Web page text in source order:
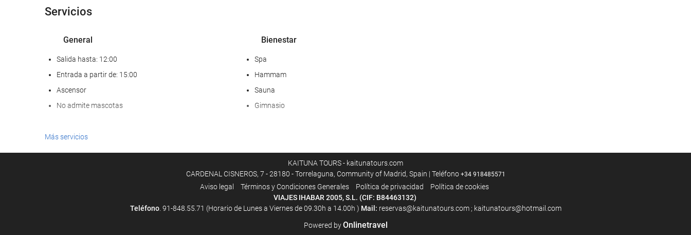
Servicios
General
Salida hasta: 12:00
Entrada a partir de: 15:00
Ascensor
No admite mascotas
Bienestar
Spa
Hammam
Sauna
Gimnasio
Comida y bebida
Restaurante a la carta
Piscina
Piscina infantil
Servicios de recepción Ocio y familias
Más servicios
KAITUNA TOURS - kaitunatours.com
CARDENAL CISNEROS, 7 - 28180 - Torrelaguna, Community of Madrid, Spain | Teléfono +34 918485571
Aviso legal Términos y Condiciones Generales Polí­tica de privacidad
Política de cookies
VIAJES IHABAR 2005, S.L. (CIF: B84463132)
Teléfono. 91-848.55.71 (Horario de Lunes a Viernes de 09.30h a 14.00h ) Mail: reservas@kaitunatours.com ; kaitunatours@hotmail.com
Powered byOnlinetravel